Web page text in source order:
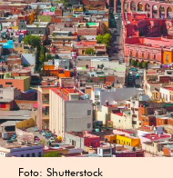
Foto: Shutterstock